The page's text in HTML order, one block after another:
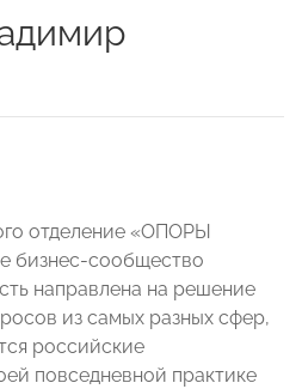
отделение «ОПОРЫ
бизнес-сообщество
направлена на решение
из самых разных сфер,
российские
повседневной практике